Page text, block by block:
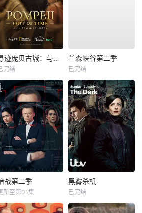
寻迹庞贝古城：与汤姆·希德勒斯顿同行
完结
兰森峡谷第二季
已完结
战第二季
新至第01集
黑雾杀机
已完结